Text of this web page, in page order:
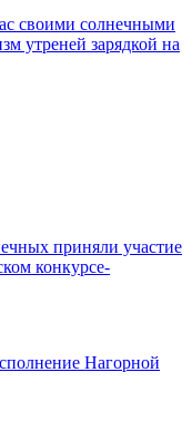
своими солнечными
утреней зарядкой на
приняли участие
конкурсе-
Нагорной